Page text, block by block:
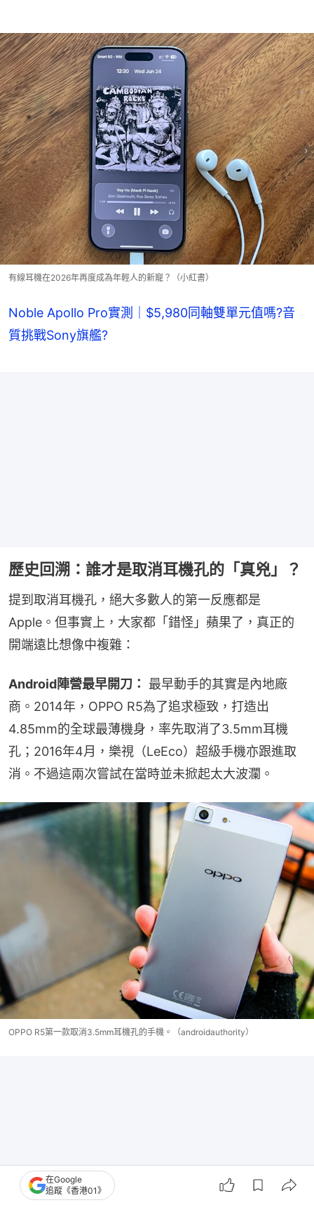
有線耳機在2026年再度成為年輕人的新寵？（小紅書）
Noble Apollo Pro實測｜$5,980同軸雙單元值嗎?音
質挑戰Sony旗艦?
歷史回溯：誰才是取消耳機孔的「真兇」？
提到取消耳機孔，絕大多數人的第一反應都是
Apple。但事實上，大家都「錯怪」蘋果了，真正的
開端遠比想像中複雜：
Android陣營最早開刀：
最早動手的其實是內地廠
商。2014年，OPPO R5為了追求極致，打造出
4.85mm的全球最薄機身，率先取消了3.5mm耳機
孔；2016年4月，樂視（LeEco）超級手機亦跟進取
消。不過這兩次嘗試在當時並未掀起太大波瀾。
OPPO R5第一款取消3.5mm耳機孔的手機。（androidauthority）
在Google
追蹤《香港01》